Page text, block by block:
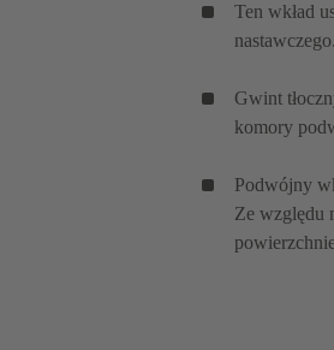
Ten wkład
nastawczego.
Gwint
komory
Podwójny
Ze względu